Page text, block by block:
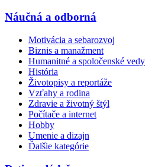
Náučná a odborná
Motivácia a sebarozvoj
Biznis a manažment
Humanitné a spoločenské vedy
História
Životopisy a reportáže
Vzťahy a rodina
Zdravie a životný štýl
Počítače a internet
Hobby
Umenie a dizajn
Ďalšie kategórie